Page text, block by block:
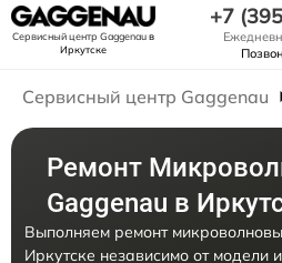
Сервисный центр Gaggenauв
Иркутске
+7
Сервисный центр Gaggenau
Ремонт
Gaggenau в
Выполняем ремонт
Иркутске независимо от модели